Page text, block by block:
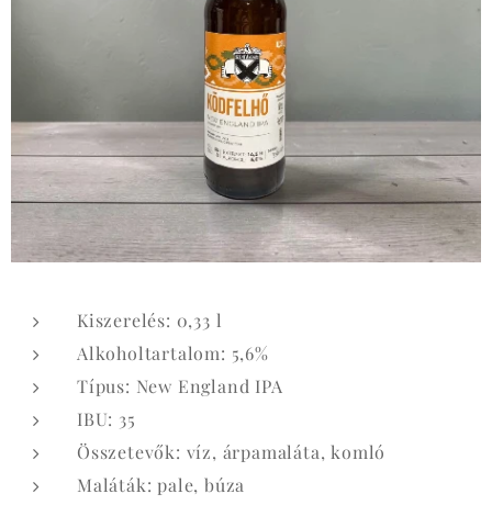
Kiszerelés: 0,33 l
Alkoholtartalom: 5,6%
Típus: New England IPA
IBU: 35
Összetevők: víz, árpamaláta, komló
Maláták: pale, búza